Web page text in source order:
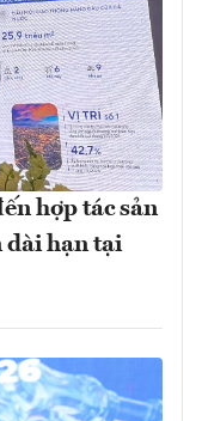
hợp tác sản
dài hạn tại